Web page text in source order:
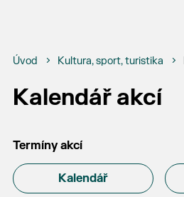
Úvod Kultura, sport, turistika
Kalendář akcí
Termíny akcí
Kalendář